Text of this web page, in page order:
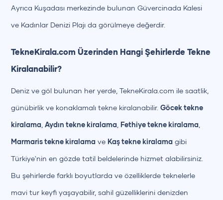
Ayrıca Kuşadası merkezinde bulunan Güvercinada Kalesi
ve Kadınlar Denizi Plajı da görülmeye değerdir.
TekneKirala.com Üzerinden Hangi Şehirlerde Tekne
Kiralanabilir?
Deniz ve göl bulunan her yerde, TekneKirala.com ile saatlik,
günübirlik ve konaklamalı tekne kiralanabilir.Göcek tekne
kiralama,Aydın tekne kiralama, Fethiye tekne kiralama,
Marmaris tekne kiralama ve Kaş tekne kiralama gibi
Türkiye'nin en gözde tatil beldelerinde hizmet alabilirsiniz.
Bu şehirlerde farklı boyutlarda ve özelliklerde teknelerle
mavi tur keyfi yaşayabilir, sahil güzelliklerini denizden